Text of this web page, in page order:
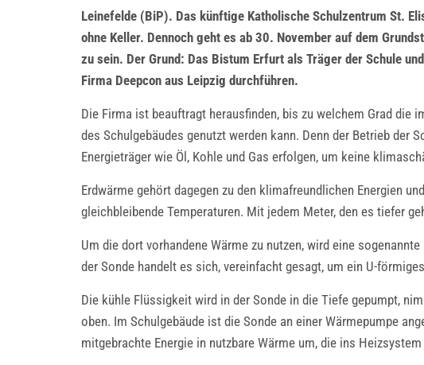
Leinefelde (BiP). Das künftige Katholische Schulzentrum St.
ohne Keller. Dennoch geht es ab 30. November auf dem
zu sein. Der Grund: Das Bistum Erfurt als Träger der Schule
Firma Deepcon aus Leipzig durchführen.
Die Firma ist beauftragt herausfinden, bis zu welchem Grad die
des Schulgebäudes genutzt werden kann. Denn der Betrieb der
Energieträger wie Öl, Kohle und Gas erfolgen, um keine
Erdwärme gehört dagegen zu den klimafreundlichen Energien
gleichbleibende Temperaturen. Mit jedem Meter, den es tiefer
Um die dort vorhandene Wärme zu nutzen, wird eine
der Sonde handelt es sich, vereinfacht gesagt, um ein U-
Die kühle Flüssigkeit wird in der Sonde in die Tiefe gepumpt,
oben. Im Schulgebäude ist die Sonde an einer Wärmepumpe
mitgebrachte Energie in nutzbare Wärme um, die ins